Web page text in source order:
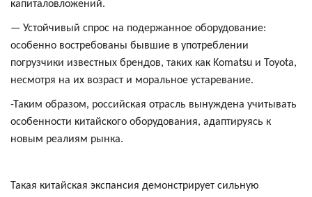
капиталовложений.
— Устойчивый спрос на подержанное оборудование:
особенно востребованы бывшие в употреблении
погрузчики известных брендов, таких как Komatsu и Toyota,
несмотря на их возраст и моральное устаревание.
-Таким образом, российская отрасль вынуждена учитывать
особенности китайского оборудования, адаптируясь к
новым реалиям рынка.
Такая китайская экспансия демонстрирует сильную